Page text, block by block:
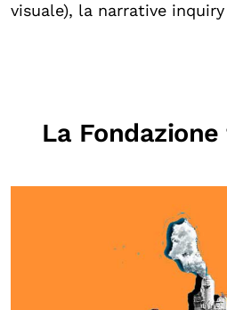
visuale), la narrative
La